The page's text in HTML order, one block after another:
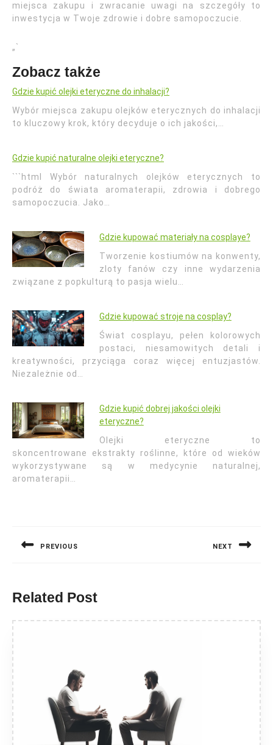
miejsca zakupu i zwracanie uwagi na szczegóły to
inwestycja w Twoje zdrowie i dobre samopoczucie.
„`
Zobacz także
Gdzie kupić olejki eteryczne do inhalacji?
Wybór miejsca zakupu olejków eterycznych do inhalacji
to kluczowy krok, który decyduje o ich jakości,…
Gdzie kupić naturalne olejki eteryczne?
```html Wybór naturalnych olejków eterycznych to
podróż do świata aromaterapii, zdrowia i dobrego
samopoczucia. Jako…
Gdzie kupować materiały na cosplaye?
Tworzenie kostiumów na konwenty,
zloty fanów czy inne wydarzenia
związane z popkulturą to pasja wielu…
Gdzie kupować stroje na cosplay?
Świat cosplayu, pełen kolorowych
postaci, niesamowitych detali i
kreatywności, przyciąga coraz więcej entuzjastów.
Niezależnie od…
Gdzie kupić dobrej jakości olejki
eteryczne?
Olejki eteryczne to
skoncentrowane ekstrakty roślinne, które od wieków
wykorzystywane są w medycynie naturalnej,
aromaterapii…
PREVIOUS NEXT
Related Post